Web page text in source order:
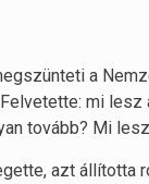
a
mi lesz
tovább? Mi
azt állította